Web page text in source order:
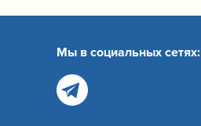
Мы в социальных сетях: